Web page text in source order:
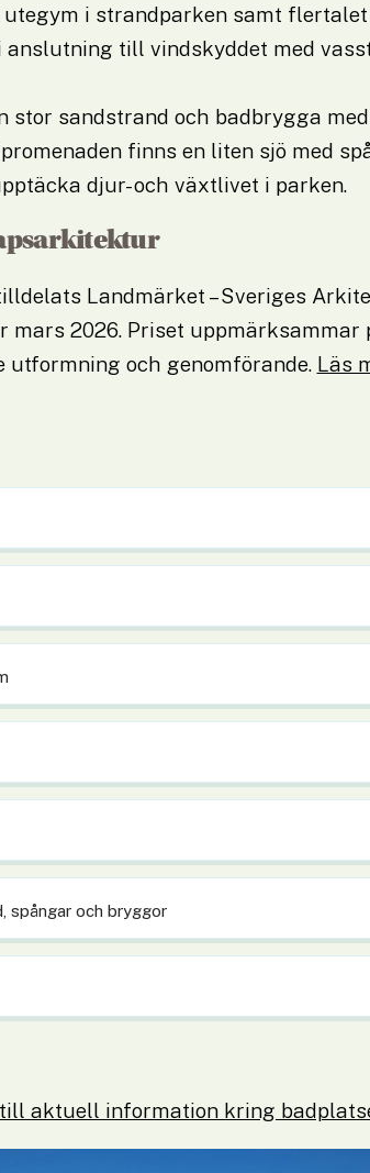
utegym i strandparken samt
till vindskyddet med
stor sandstrand och badbrygga
finns en liten sjö med
djur- och växtlivet i parken.
Landmärket – Sveriges
2026. Priset uppmärksammar
utformning och genomförande. Läs
spångar och bryggor
aktuell information kring